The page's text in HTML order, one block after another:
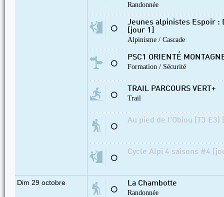
Randonnée
⚪
Jeunes alpinistes Espoir :
[jour 1]
Alpinisme / Cascade
⚪
PSC1 ORIENTÉ
Formation / Sécurité
⚪
TRAIL PARCOURS VERT+
Trail
⚪
Au pied de l'Obiou (T3 E3)
⚪
Cycle Alpi 4 saisons #4
Dim 29 octobre
⚪
La Chambotte
Randonnée